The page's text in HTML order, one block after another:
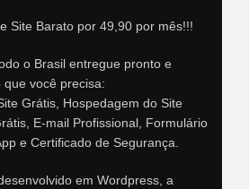
Site Barato por 49,90 por mês!!!
o Brasil entregue pronto e
você precisa:
Grátis, Hospedagem do Site
E-mail Profissional, Formulário
e Certificado de Segurança.
em Wordpress, a